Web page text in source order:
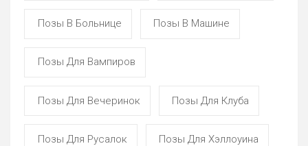
Позы В Больнице Позы В Машине
Позы Для Вампиров
Позы Для Вечеринок Позы Для Клуба
Позы Для Русалок Позы Для Хэллоуина